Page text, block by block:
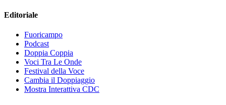
Editoriale
Fuoricampo
Podcast
Doppia Coppia
Voci Tra Le Onde
Festival della Voce
Cambia il Doppiaggio
Mostra Interattiva CDC